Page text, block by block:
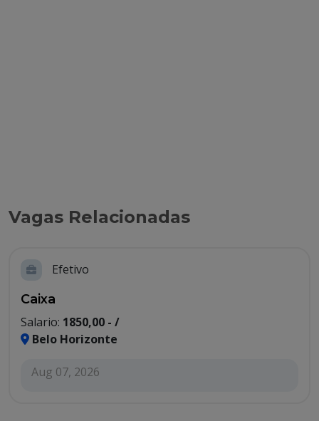
Vagas Relacionadas
Efetivo
Caixa
Salario: 1850,00 - /
Belo Horizonte
Aug 07, 2026